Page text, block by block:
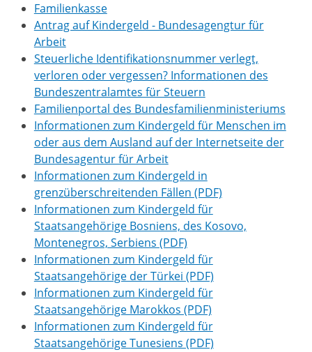
Familienkasse
Antrag auf Kindergeld - Bundesagengtur für
Arbeit
Steuerliche Identifikationsnummer verlegt,
verloren oder vergessen? Informationen des
Bundeszentralamtes für Steuern
Familienportal des Bundesfamilienministeriums
Informationen zum Kindergeld für Menschen im
oder aus dem Ausland auf der Internetseite der
Bundesagentur für Arbeit
Informationen zum Kindergeld in
grenzüberschreitenden Fällen (PDF)
Informationen zum Kindergeld für
Staatsangehörige Bosniens, des Kosovo,
Montenegros, Serbiens (PDF)
Informationen zum Kindergeld für
Staatsangehörige der Türkei (PDF)
Informationen zum Kindergeld für
Staatsangehörige Marokkos (PDF)
Informationen zum Kindergeld für
Staatsangehörige Tunesiens (PDF)